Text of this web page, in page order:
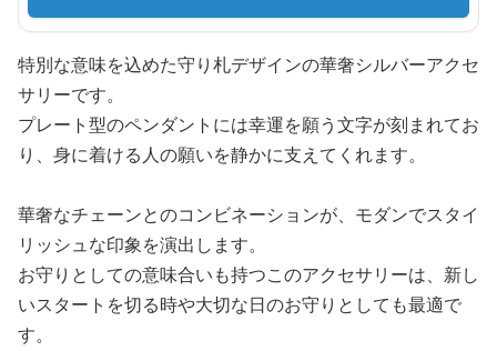
特別な意味を込めた守り札デザインの華奢シルバーアクセ
サリーです。
プレート型のペンダントには幸運を願う文字が刻まれてお
り、身に着ける人の願いを静かに支えてくれます。
華奢なチェーンとのコンビネーションが、モダンでスタイ
リッシュな印象を演出します。
お守りとしての意味合いも持つこのアクセサリーは、新し
いスタートを切る時や大切な日のお守りとしても最適で
す。